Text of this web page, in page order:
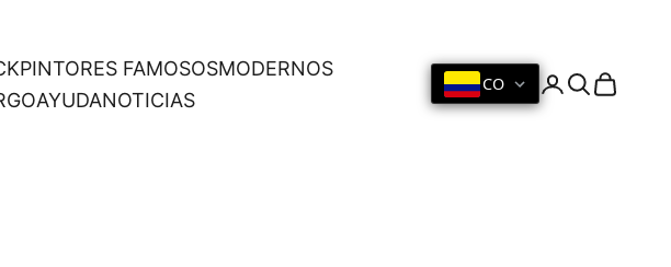
PINTORES FAMOSOSMODERNOS
AYUDANOTICIAS
CO Iniciar sesión
Buscar
Cesta